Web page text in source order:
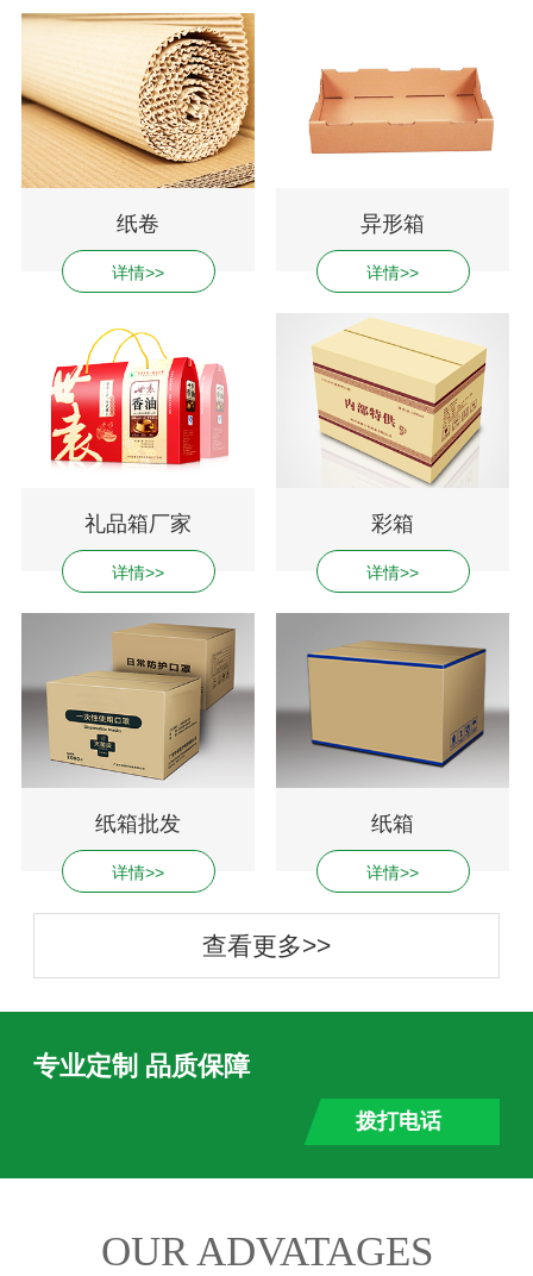
纸卷
详情>>
异形箱
详情>>
礼品箱厂家
详情>>
彩箱
详情>>
纸箱批发
详情>>
纸箱
详情>>
查看更多>>
专业定制 品质保障
拨打电话
OUR ADVATAGES